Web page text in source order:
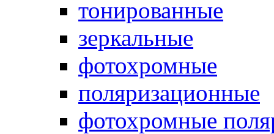
тонированные
зеркальные
фотохромные
поляризационные
фотохромные